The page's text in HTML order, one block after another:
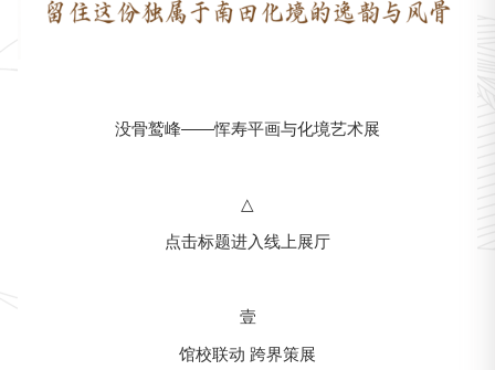
没骨鹫峰——恽寿平画与化境艺术展
△
点击标题进入线上展厅
壹
馆校联动 跨界策展